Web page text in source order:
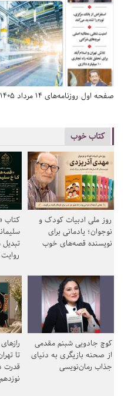
صفحه اول روزنامه‌های 14 مرداد 1405
کتاب خوب
روز ملی ادبیات کودک و
نوجوان؛ یادمانی برای
نویسنده قصه‌های خوب
کتاب
کوچ جادویی شبنم مقدمی
از صحنه بازیگری به دنیای
جذاب رمان‌نویسی
تا
قدرت
نوزدهم